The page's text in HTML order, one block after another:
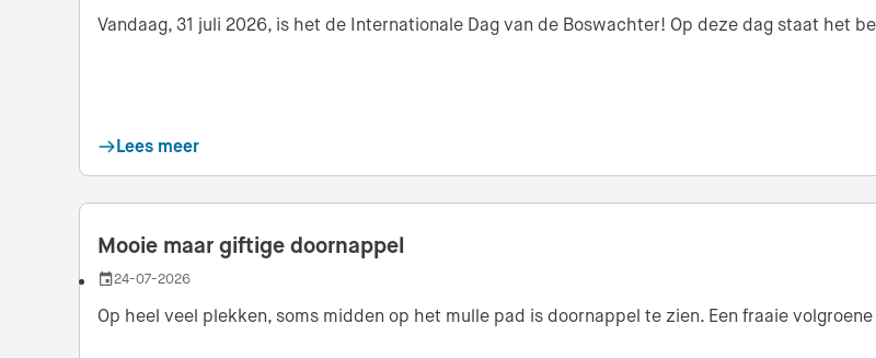
Vandaag, 31 juli 2026, is het de Internationale Dag van de Boswachter! Op deze dag staat het
Lees meer
Mooie maar giftige doornappel
Datum
24-07-2026
Op heel veel plekken, soms midden op het mulle pad is doornappel te zien. Een fraaie